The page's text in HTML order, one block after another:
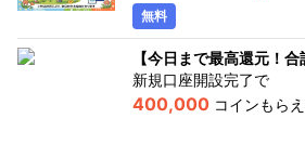
無料
【今日まで最高還元！
新規口座開設完了で
400,000 コインもら